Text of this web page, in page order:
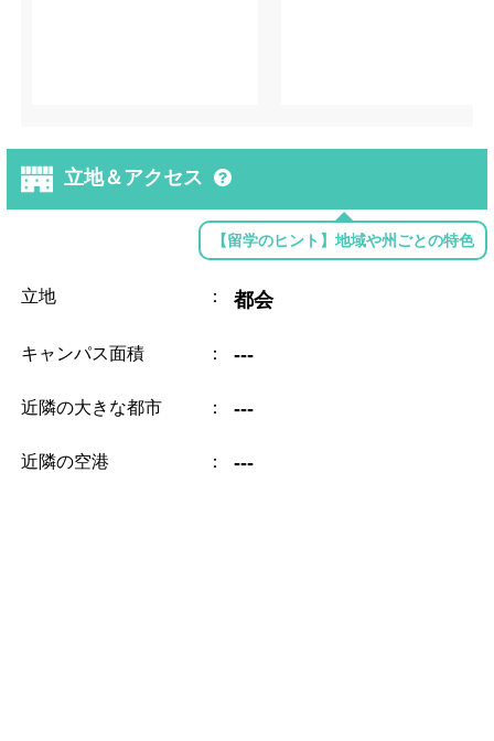
立地＆アクセス
【留学のヒント】地域や州ごとの特色
立地 ： 都会
キャンパス面積 ： ---
近隣の大きな都市 ： ---
近隣の空港 ： ---